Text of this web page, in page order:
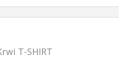
T-SHIRT